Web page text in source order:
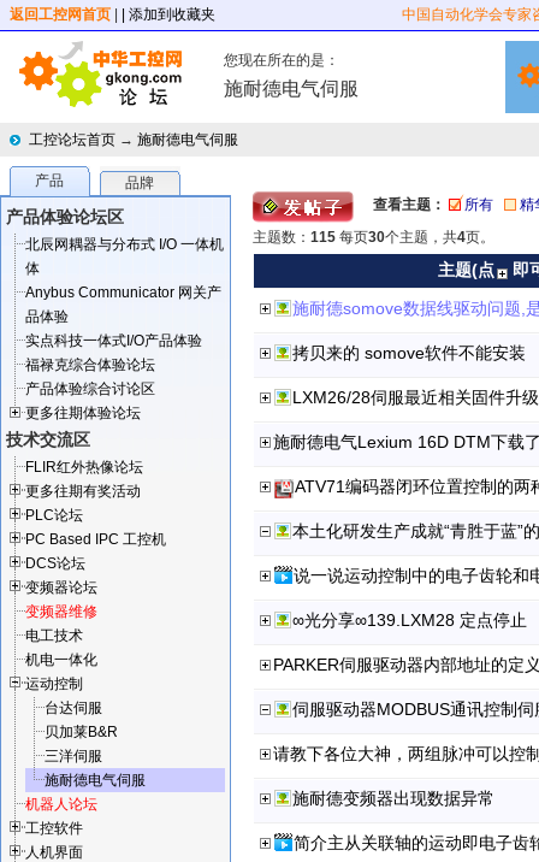
返回工控网首页 | 添加到收藏夹 中国自动化学会专家
您现在所在的是：
施耐德电气伺服
工控论坛首页 → 施耐德电气伺服
产品 品牌
产品体验论坛区
北辰网耦器与分布式 I/O 一体机
体
Anybus Communicator 网关产
品体验
实点科技一体式I/O产品体验
福禄克综合体验论坛
产品体验综合讨论区
更多往期体验论坛
技术交流区
FLIR红外热像论坛
更多往期有奖活动
PLC论坛
PC Based IPC 工控机
DCS论坛
变频器论坛
变频器维修
电工技术
机电一体化
运动控制
台达伺服
贝加莱B&R
三洋伺服
施耐德电气伺服
机器人论坛
工控软件
人机界面
查看主题： 所有
精
主题数： 115 每页30个主题，共4页。
主题(点
即
施耐德somove数据线驱动问题,
拷贝来的 somove软件不能安装
LXM26/28伺服最近相关固件升
施耐德电气Lexium 16D DTM下载
ATV71编码器闭环位置控制的两
本土化研发生产成就“青胜于蓝”
说一说运动控制中的电子齿轮和
∞光分享∞139.LXM28 定点停止
PARKER伺服驱动器内部地址的定
伺服驱动器MODBUS通讯控制
请教下各位大神，两组脉冲可以控
施耐德变频器出现数据异常
简介主从关联轴的运动即电子齿